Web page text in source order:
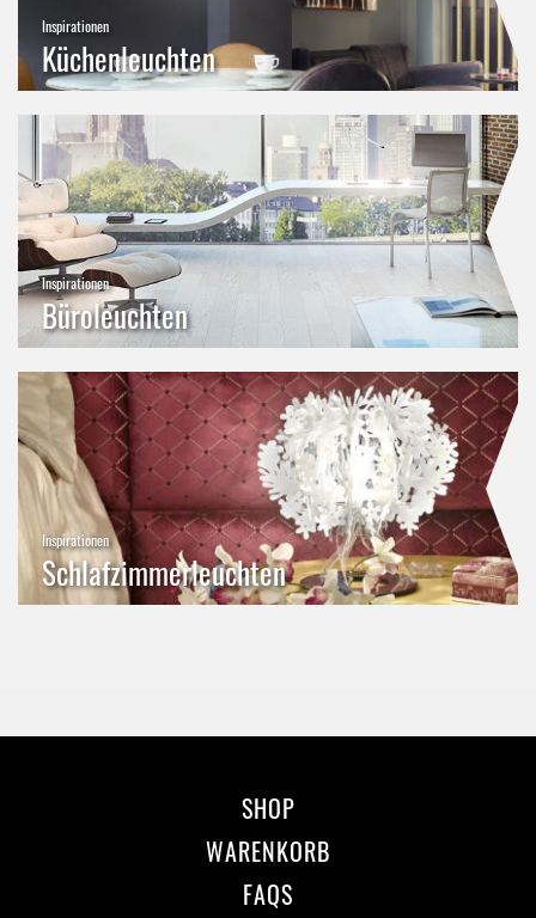
Inspirationen
Küchenleuchten
Inspirationen
Büroleuchten
Inspirationen
Schlafzimmerleuchten
SHOP
WARENKORB
FAQS